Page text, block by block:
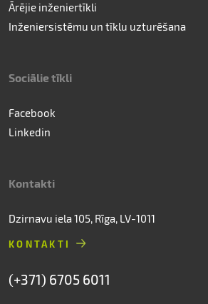
Ārējie inženiertīkli
Inženiersistēmu un tīklu uzturēšana
Sociālie tīkli
Facebook
Linkedin
Kontakti
Dzirnavu iela 105, Rīga, LV-1011
KONTAKTI
(+371) 6705 6011